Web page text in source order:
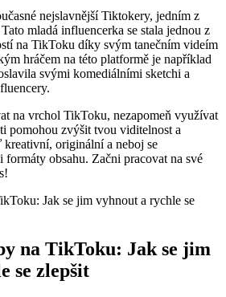
nejslavnější Tiktokery, jedním z
mladá influencerka se stala jednou z
na TikToku díky svým tanečním videím
hráčem na této platformě je například
svými komediálními sketchi a
na vrchol TikToku, nezapomeň využívat
pomohou zvýšit tvou viditelnost a
originální a neboj se
formáty obsahu. Začni pracovat na své
na TikToku: Jak se jim
se zlepšit